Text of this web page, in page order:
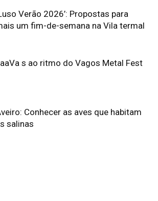
Verão 2026’: Propostas para
um fim-de-semana na Vila termal
s ao ritmo do Vagos Metal Fest
Conhecer as aves que habitam
salinas